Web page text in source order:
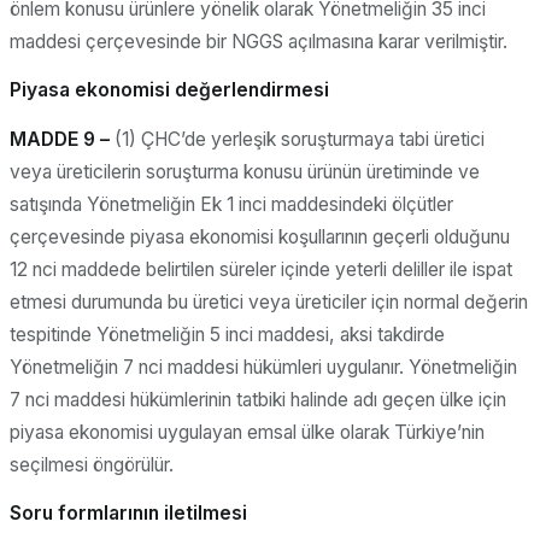
önlem konusu ürünlere yönelik olarak Yönetmeliğin 35 inci
maddesi çerçevesinde bir NGGS açılmasına karar verilmiştir.
Piyasa ekonomisi değerlendirmesi
MADDE 9 – (1) ÇHC’de yerleşik soruşturmaya tabi üretici
veya üreticilerin soruşturma konusu ürünün üretiminde ve
satışında Yönetmeliğin Ek 1 inci maddesindeki ölçütler
çerçevesinde piyasa ekonomisi koşullarının geçerli olduğunu
12 nci maddede belirtilen süreler içinde yeterli deliller ile ispat
etmesi durumunda bu üretici veya üreticiler için normal değerin
tespitinde Yönetmeliğin 5 inci maddesi, aksi takdirde
Yönetmeliğin 7 nci maddesi hükümleri uygulanır. Yönetmeliğin
7 nci maddesi hükümlerinin tatbiki halinde adı geçen ülke için
piyasa ekonomisi uygulayan emsal ülke olarak Türkiye’nin
seçilmesi öngörülür.
Soru formlarının iletilmesi